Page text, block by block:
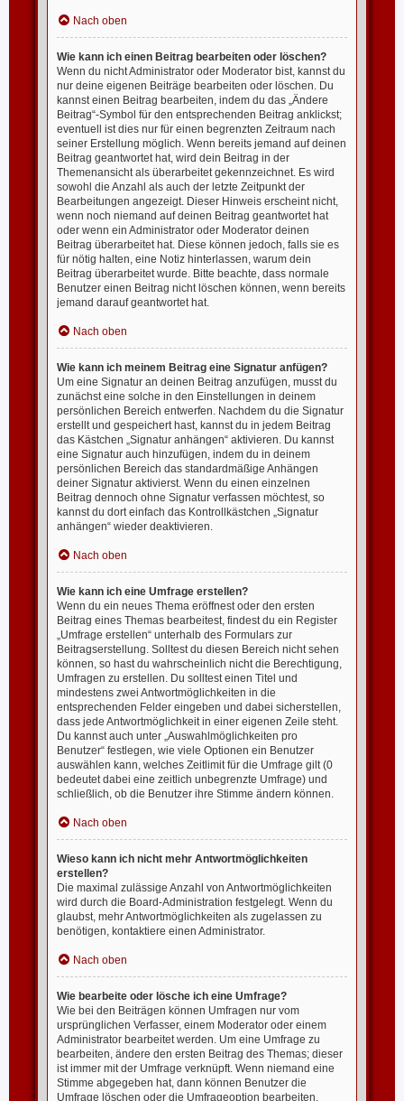
Nach oben
Wie kann ich einen Beitrag bearbeiten oder löschen?
Wenn du nicht Administrator oder Moderator bist, kannst du
nur deine eigenen Beiträge bearbeiten oder löschen. Du
kannst einen Beitrag bearbeiten, indem du das „Ändere
Beitrag“-Symbol für den entsprechenden Beitrag anklickst;
eventuell ist dies nur für einen begrenzten Zeitraum nach
seiner Erstellung möglich. Wenn bereits jemand auf deinen
Beitrag geantwortet hat, wird dein Beitrag in der
Themenansicht als überarbeitet gekennzeichnet. Es wird
sowohl die Anzahl als auch der letzte Zeitpunkt der
Bearbeitungen angezeigt. Dieser Hinweis erscheint nicht,
wenn noch niemand auf deinen Beitrag geantwortet hat
oder wenn ein Administrator oder Moderator deinen
Beitrag überarbeitet hat. Diese können jedoch, falls sie es
für nötig halten, eine Notiz hinterlassen, warum dein
Beitrag überarbeitet wurde. Bitte beachte, dass normale
Benutzer einen Beitrag nicht löschen können, wenn bereits
jemand darauf geantwortet hat.
Nach oben
Wie kann ich meinem Beitrag eine Signatur anfügen?
Um eine Signatur an deinen Beitrag anzufügen, musst du
zunächst eine solche in den Einstellungen in deinem
persönlichen Bereich entwerfen. Nachdem du die Signatur
erstellt und gespeichert hast, kannst du in jedem Beitrag
das Kästchen „Signatur anhängen“ aktivieren. Du kannst
eine Signatur auch hinzufügen, indem du in deinem
persönlichen Bereich das standardmäßige Anhängen
deiner Signatur aktivierst. Wenn du einen einzelnen
Beitrag dennoch ohne Signatur verfassen möchtest, so
kannst du dort einfach das Kontrollkästchen „Signatur
anhängen“ wieder deaktivieren.
Nach oben
Wie kann ich eine Umfrage erstellen?
Wenn du ein neues Thema eröffnest oder den ersten
Beitrag eines Themas bearbeitest, findest du ein Register
„Umfrage erstellen“ unterhalb des Formulars zur
Beitragserstellung. Solltest du diesen Bereich nicht sehen
können, so hast du wahrscheinlich nicht die Berechtigung,
Umfragen zu erstellen. Du solltest einen Titel und
mindestens zwei Antwortmöglichkeiten in die
entsprechenden Felder eingeben und dabei sicherstellen,
dass jede Antwortmöglichkeit in einer eigenen Zeile steht.
Du kannst auch unter „Auswahlmöglichkeiten pro
Benutzer“ festlegen, wie viele Optionen ein Benutzer
auswählen kann, welches Zeitlimit für die Umfrage gilt (0
bedeutet dabei eine zeitlich unbegrenzte Umfrage) und
schließlich, ob die Benutzer ihre Stimme ändern können.
Nach oben
Wieso kann ich nicht mehr Antwortmöglichkeiten
erstellen?
Die maximal zulässige Anzahl von Antwortmöglichkeiten
wird durch die Board-Administration festgelegt. Wenn du
glaubst, mehr Antwortmöglichkeiten als zugelassen zu
benötigen, kontaktiere einen Administrator.
Nach oben
Wie bearbeite oder lösche ich eine Umfrage?
Wie bei den Beiträgen können Umfragen nur vom
ursprünglichen Verfasser, einem Moderator oder einem
Administrator bearbeitet werden. Um eine Umfrage zu
bearbeiten, ändere den ersten Beitrag des Themas; dieser
ist immer mit der Umfrage verknüpft. Wenn niemand eine
Stimme abgegeben hat, dann können Benutzer die
Umfrage löschen oder die Umfrageoption bearbeiten.